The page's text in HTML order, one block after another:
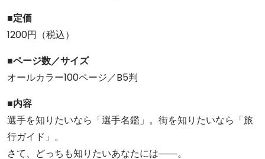
■定価
1200円（税込）
■ページ数／サイズ
オールカラー100ページ／B5判
■内容
選手を知りたいなら「選手名鑑」。街を知りたいなら「旅
行ガイド」。
さて、どっちも知りたいあなたには――。